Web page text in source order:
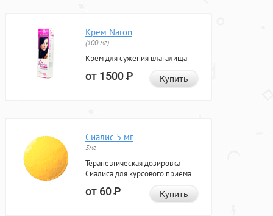
Крем Naron
(100 мг)
Крем для сужения влагалища
от 1500Р Купить
Сиалис 5 мг
5мг
Терапевтическая дозировка
Сиалиса для курсового приема
от 60Р Купить